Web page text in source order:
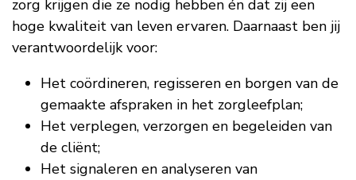
zorg krijgen die ze nodig hebben én dat zij een
hoge kwaliteit van leven ervaren. Daarnaast ben jij
verantwoordelijk voor:
Het coördineren, regisseren en borgen van de
gemaakte afspraken in het zorgleefplan;
Het verplegen, verzorgen en begeleiden van
de cliënt;
Het signaleren en analyseren van